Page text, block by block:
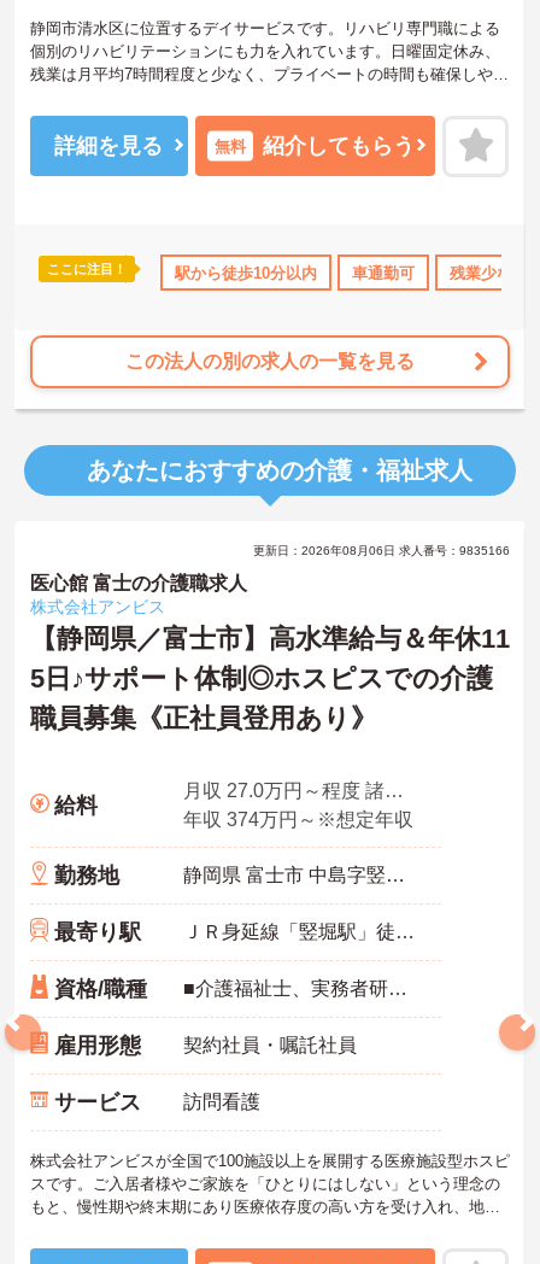
残業少なめ 無資格OK 日勤のみ 年間休日110日以上
静岡市清水区に位置するデイサービスです。リハビリ専門職による
個別のリハビリテーションにも力を入れています。日曜固定休み、
残業は月平均7時間程度と少なく、プライベートの時間も確保しやす
をお話しいたしますのでお気軽にご相談ください！
詳細を見る 無料 紹介してもらう
ここに注目！ 駅から徒歩10分以内 車通勤可 残業少なめ
この法人の別の求人の一覧を見る
あなたにおすすめの介護・福祉求人
更新日：2026年08月06日 求人番号：9835166
医心館 富士の介護職求人
株式会社アンビス
【静岡県／富士市】高水準給与＆年休11
5日♪サポート体制◎ホスピスでの介護
職員募集《正社員登用あり》
給料
月収 27.0万円～程度 諸手当込・夜勤4回/月想定
年収 374万円～※想定年収
勤務地 静岡県 富士市 中島字竪堀北82-1
最寄り駅 ＪＲ身延線「竪堀駅」徒歩5分
資格/職種 ■介護福祉士、実務者研修、初任者研修 いずれか ※特養、老健、病院、有老などの実務経験1年以上ある方 ※身体介護の経験年以上ある方、機械浴の使用の経験のある方歓迎
雇用形態 契約社員・嘱託社員
サービス 訪問看護
株式会社アンビスが全国で100施設以上を展開する医療施設型ホスピ
スです。ご入居者様やご家族を「ひとりにはしない」という理念の
もと、慢性期や終末期にあり医療依存度の高い方を受け入れ、地域
護師が24時間常駐しています。急変時の対応や医療行為は看護師が